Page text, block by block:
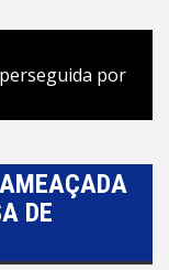
por
DE